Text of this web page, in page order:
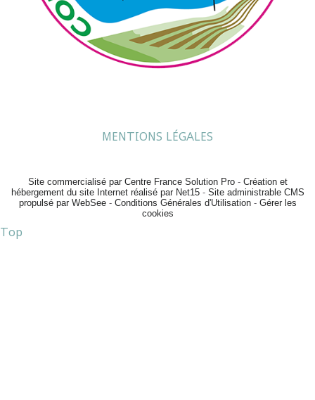
MENTIONS LÉGALES
Site commercialisé par Centre France Solution Pro- Création et
hébergement du site Internet réalisé par Net15- Site administrable CMS
propulsé par WebSee- Conditions Générales d'Utilisation- Gérer les
cookies
Top